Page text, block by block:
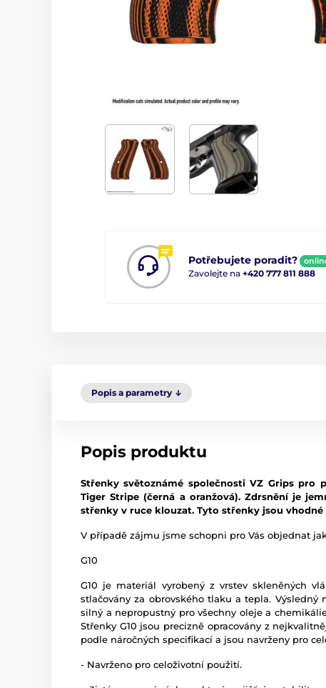
Potřebujete poradit?
Zavolejte na +420 777 811 888
Popis a parametry
Popis produktu
Střenky světoznámé společnosti VZ Grips pro
Tiger Stripe (černá a oranžová). Zdrsnění je
střenky v ruce klouzat. Tyto střenky jsou
V případě zájmu jsme schopni pro Vás objednat
G10
G10 je materiál vyrobený z vrstev skleněných
stlačovány za obrovského tlaku a tepla.
silný a nepropustný pro všechny oleje a
Střenky G10 jsou precizně opracovány z
podle náročných specifikací a jsou navrženy pro
- Navrženo pro celoživotní použití.